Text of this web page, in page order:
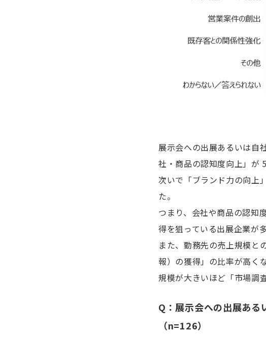
展示会への出展あるいは自
社・商品の認知度向上」が
次いで「ブランド力の向上
た。
つまり、会社や商品の認知
得を狙っている出展企業が
また、勤務先の売上規模と
報）の獲得」の比率が高くな
規模が大きいほど「市場調
Q：展示会への出展ある
（n=126）